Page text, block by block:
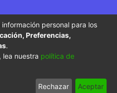
Institución de Educación
a inspección y vigilancia
Educación Nacional.
End User
Send
personal para los
Preferencias,
.
lea nuestra política de
Rechazar Aceptar